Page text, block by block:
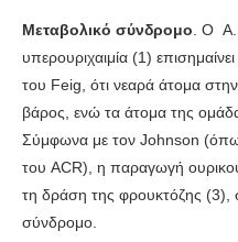
Μεταβολικό σύνδρομο. Ο Α.
υπερουριχαιμία (1)
του Feig, ότι νεαρά άτομα
βάρος, ενώ τα άτομα της
Σύμφωνα με τον Johnson
του ACR), η παραγωγή
τη δράση της φρουκτόζης (3),
σύνδρομο.